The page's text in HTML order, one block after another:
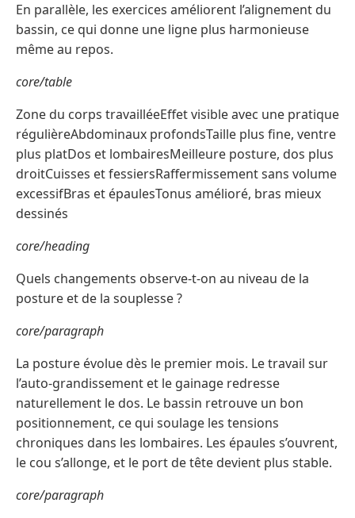
En parallèle, les exercices améliorent l’alignement du
bassin, ce qui donne une ligne plus harmonieuse
même au repos.
core/table
Zone du corps travailléeEffet visible avec une pratique
régulièreAbdominaux profondsTaille plus fine, ventre
plus platDos et lombairesMeilleure posture, dos plus
droitCuisses et fessiersRaffermissement sans volume
excessifBras et épaulesTonus amélioré, bras mieux
dessinés
core/heading
Quels changements observe-t-on au niveau de la
posture et de la souplesse ?
core/paragraph
La posture évolue dès le premier mois. Le travail sur
l’auto-grandissement et le gainage redresse
naturellement le dos. Le bassin retrouve un bon
positionnement, ce qui soulage les tensions
chroniques dans les lombaires. Les épaules s’ouvrent,
le cou s’allonge, et le port de tête devient plus stable.
core/paragraph